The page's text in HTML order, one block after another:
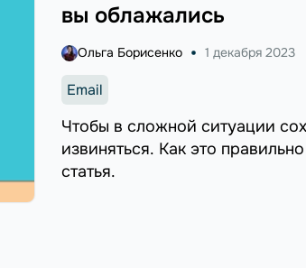
вы облажались
Ольга Борисенко 1 декабря 2023
Email
Чтобы в сложной ситуации
извиняться. Как это
статья.